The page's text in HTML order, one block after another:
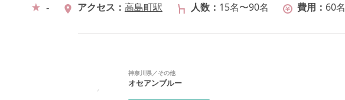
- アクセス 高島町駅 人数 15名〜90名 費用 60名
神奈川県／その他
オセアンブルー